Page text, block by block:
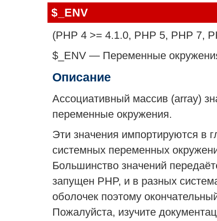
$_ENV
(PHP 4 >= 4.1.0, PHP 5, PHP 7,
$_ENV — Переменные
Описание
Ассоциативный массив (array)
переменные окружения.
Эти значения импортируются в
системных переменных
Большинство значений
запущен PHP, и в разных
оболочек поэтому
Пожалуйста, изучите